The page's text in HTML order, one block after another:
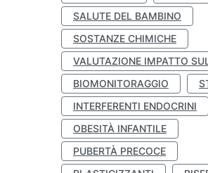
SALUTE DEL BAMBINO
SOSTANZE CHIMICHE
VALUTAZIONE IMPATTO
BIOMONITORAGGIO
INTERFERENTI ENDOCRINI
OBESITÀ INFANTILE
PUBERTÀ PRECOCE